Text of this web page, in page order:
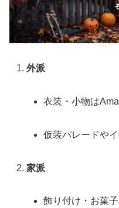
外派
衣装・小物は
仮装パレードや
家派
飾り付け・お菓